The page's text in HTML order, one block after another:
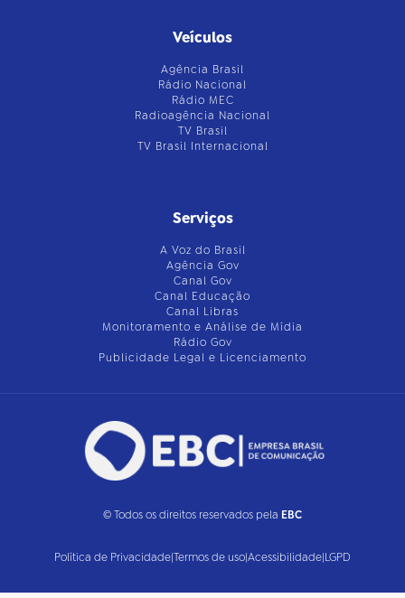
Veículos
Agência Brasil
Rádio Nacional
Rádio MEC
Radioagência Nacional
TV Brasil
TV Brasil Internacional
Serviços
A Voz do Brasil
Agência Gov
Canal Gov
Canal Educação
Canal Libras
Monitoramento e Análise de Mídia
Rádio Gov
Publicidade Legal e Licenciamento
© Todos os direitos reservados pela EBC
Política de Privacidade|Termos de uso|Acessibilidade|LGPD